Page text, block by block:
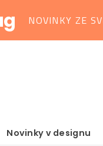
NOVINKY ZE
Novinky v designu